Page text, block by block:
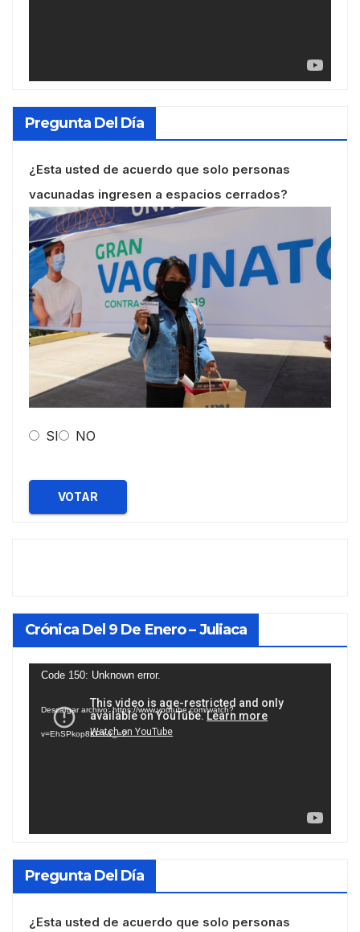
Pregunta Del Día
¿Esta usted de acuerdo que solo personas
vacunadas ingresen a espacios cerrados?
SI NO
VOTAR
Crónica Del 9 De Enero – Juliaca
Reproductor
vídeo
Code 150: Unknown error.
Descargar archivo: https://www.youtube.com/watch?
v=EhSPkop8KPY&_=2
Pregunta Del Día
¿Esta usted de acuerdo que solo personas